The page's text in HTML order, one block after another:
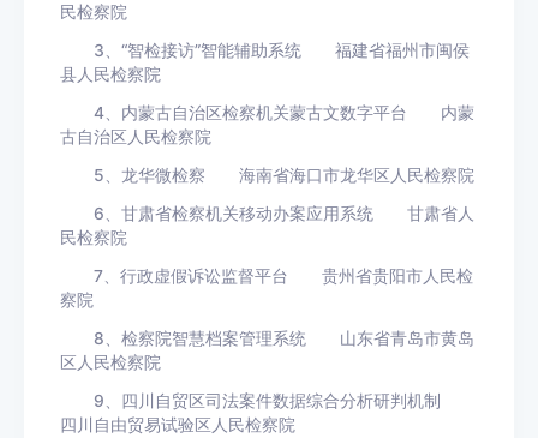
民检察院
3、“智检接访”智能辅助系统 福建省福州市闽侯
县人民检察院
4、内蒙古自治区检察机关蒙古文数字平台 内蒙
古自治区人民检察院
5、龙华微检察 海南省海口市龙华区人民检察院
6、甘肃省检察机关移动办案应用系统 甘肃省人
民检察院
7、行政虚假诉讼监督平台 贵州省贵阳市人民检
察院
8、检察院智慧档案管理系统 山东省青岛市黄岛
区人民检察院
9、四川自贸区司法案件数据综合分析研判机制
四川自由贸易试验区人民检察院